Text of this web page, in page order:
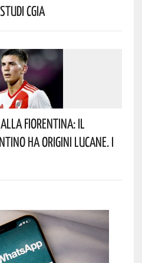
CGIA
Fiorentina: Il
Ha Origini Lucane. I